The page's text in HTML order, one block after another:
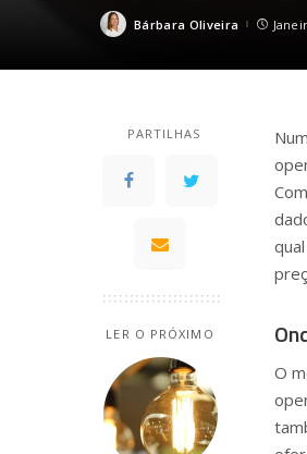
Posted
Bárbara Oliveira
PARTILHAS
LER O PRÓXIMO
O